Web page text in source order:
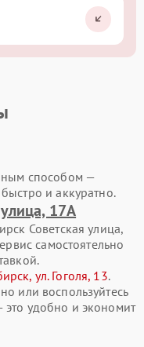
способом —
и аккуратно.
17А
Советская улица,
самостоятельно
ул. Гоголя, 13.
или воспользуйтесь
это удобно и экономит